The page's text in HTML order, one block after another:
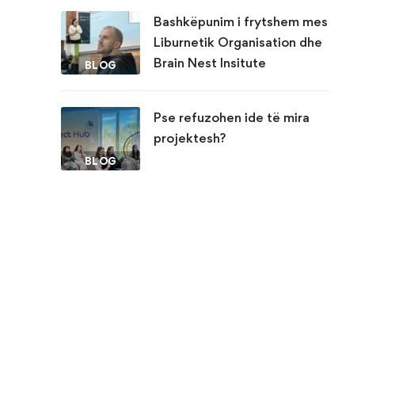
BLOG
Bashkëpunim i frytshem mes
Liburnetik Organisation dhe
Brain Nest Insitute
BLOG
Pse refuzohen ide të mira
projektesh?